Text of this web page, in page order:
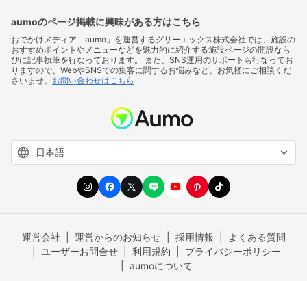
aumoのページ掲載に興味がある方はこちら
おでかけメディア「aumo」を運営するグリーエックス株式会社では、施設の
おすすめポイントやメニューなどを魅力的に紹介する施設ページの開設なら
びに記事執筆を行なっております。 また、SNS運用のサポートも行なってお
りますので、WebやSNSでの集客に関するお悩みなど、お気軽にご相談くだ
さいませ。 お問い合わせはこちら
運営会社 運営からのお知らせ 採用情報
よくある質問
ユーザーお問合せ
利用規約
プライバシーポリシー
aumoについて